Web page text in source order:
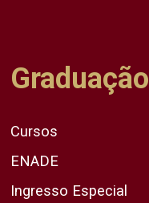
Graduação
Cursos
ENADE
Ingresso Especial